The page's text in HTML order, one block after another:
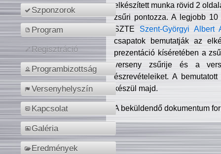
Szponzorok
Program
Regisztráció
Programbizottság
Versenyhelyszín
Kapcsolat
Galéria
Eredmények
elkészített munka rövid 2
zsűri pontozza. A legjobb
SZTE Szent-Györgyi Albert
csapatok bemutatják az
prezentáció kíséretében a
verseny zsűrije és a
észrevételeiket. A
készül majd.
A beküldendő dokumentum